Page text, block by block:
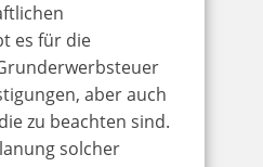
es für die
aber auch
zu beachten sind.
solcher